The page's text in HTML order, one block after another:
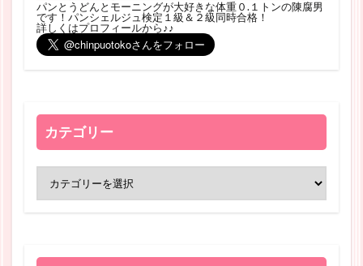
パンとうどんとモーニングが大好きな体重０.１トンの陳腐男
です！パンシェルジュ検定１級＆２級同時合格！
詳しくはプロフィールから♪♪
カテゴリー